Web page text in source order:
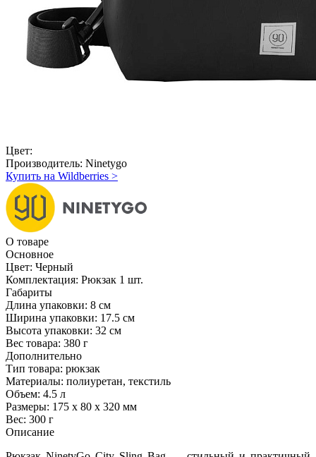
Цвет:
Производитель: Ninetygo
Купить на Wildberries >
О товаре
Основное
Цвет: Черный
Комплектация: Рюкзак 1 шт.
Габариты
Длина упаковки: 8 см
Ширина упаковки: 17.5 см
Высота упаковки: 32 см
Вес товара: 380 г
Дополнительно
Тип товара: рюкзак
Материалы: полиуретан, текстиль
Объем: 4.5 л
Размеры: 175 x 80 x 320 мм
Вес: 300 г
Описание